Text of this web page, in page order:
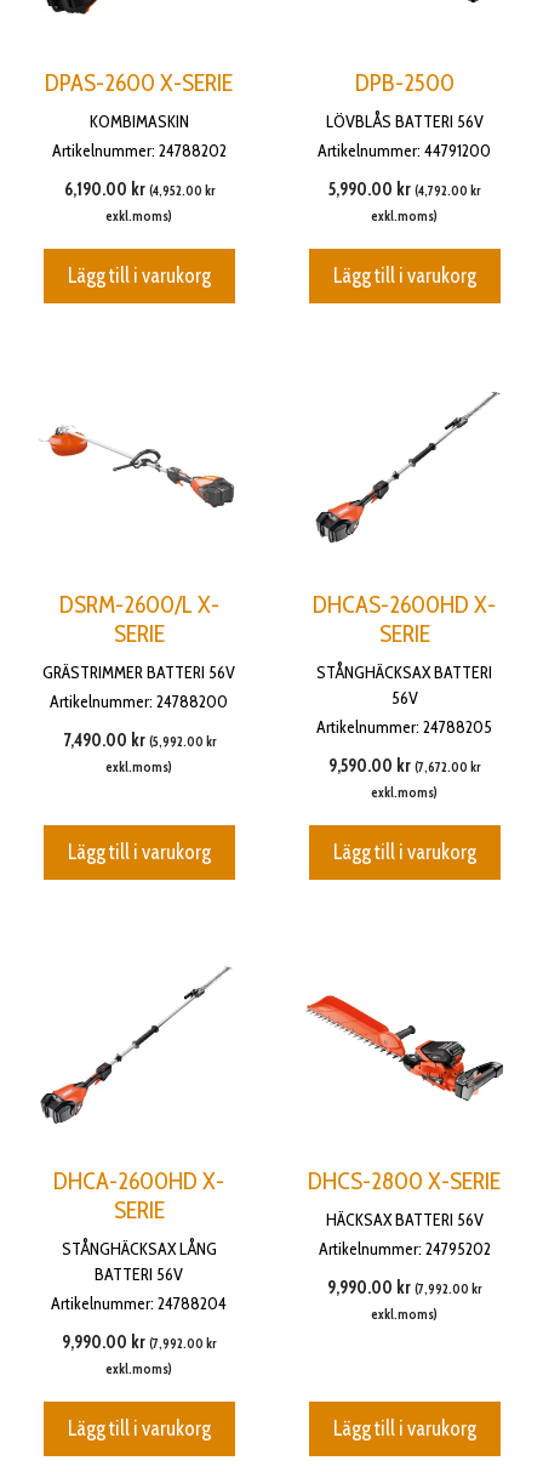
DPAS-2600 X-SERIE
KOMBIMASKIN
Artikelnummer: 24788202
6,190.00 kr (4,952.00 kr
exkl.moms)
Lägg till i varukorg
DPB-2500
LÖVBLÅS BATTERI 56V
Artikelnummer: 44791200
5,990.00 kr (4,792.00 kr
exkl.moms)
Lägg till i varukorg
DSRM-2600/L X-
SERIE
GRÄSTRIMMER BATTERI 56V
Artikelnummer: 24788200
7,490.00 kr (5,992.00 kr
exkl.moms)
Lägg till i varukorg
DHCAS-2600HD X-
SERIE
STÅNGHÄCKSAX BATTERI
56V
Artikelnummer: 24788205
9,590.00 kr (7,672.00 kr
exkl.moms)
Lägg till i varukorg
DHCA-2600HD X-
SERIE
STÅNGHÄCKSAX LÅNG
BATTERI 56V
Artikelnummer: 24788204
9,990.00 kr (7,992.00 kr
exkl.moms)
Lägg till i varukorg
DHCS-2800 X-SERIE
HÄCKSAX BATTERI 56V
Artikelnummer: 24795202
9,990.00 kr (7,992.00 kr
exkl.moms)
Lägg till i varukorg